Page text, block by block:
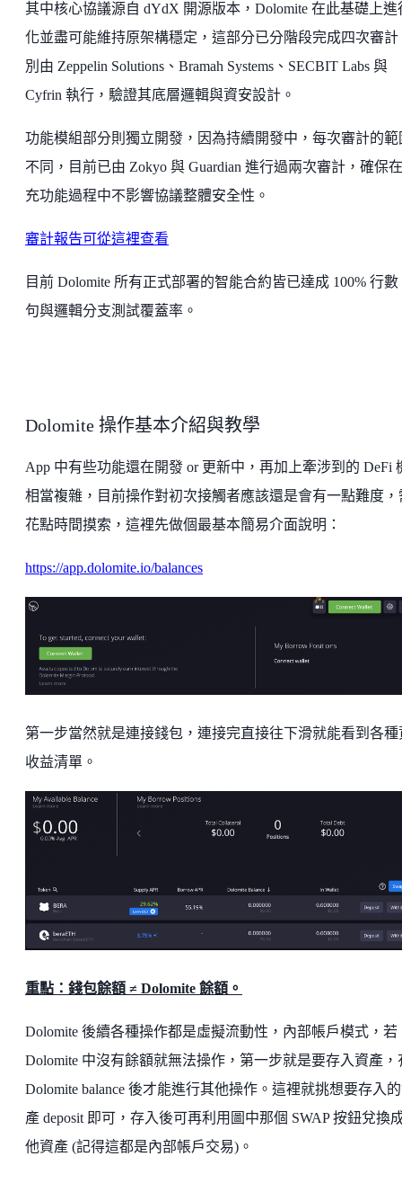
其中核心協議源自 dYdX 開源版本，Dolomite 在此基礎上進
化並盡可能維持原架構穩定，這部分已分階段完成四次審計
別由 Zeppelin Solutions、Bramah Systems、SECBIT Labs 與
Cyfrin 執行，驗證其底層邏輯與資安設計。
功能模組部分則獨立開發，因為持續開發中，每次審計的範
不同，目前已由 Zokyo 與 Guardian 進行過兩次審計，確保
充功能過程中不影響協議整體安全性。
審計報告可從這裡查看
目前 Dolomite 所有正式部署的智能合約皆已達成 100% 行
句與邏輯分支測試覆蓋率。
Dolomite 操作基本介紹與教學
App 中有些功能還在開發 or 更新中，再加上牽涉到的 DeFi
相當複雜，目前操作對初次接觸者應該還是會有一點難度，
花點時間摸索，這裡先做個最基本簡易介面說明：
https://app.dolomite.io/balances
第一步當然就是連接錢包，連接完直接往下滑就能看到各種
收益清單。
重點：錢包餘額 ≠ Dolomite 餘額。
Dolomite 後續各種操作都是虛擬流動性，內部帳戶模式，若
Dolomite 中沒有餘額就無法操作，第一步就是要存入資產，
Dolomite balance 後才能進行其他操作。這裡就挑想要存入
產 deposit 即可，存入後可再利用圖中那個 SWAP 按鈕兌換
他資產 (記得這都是內部帳戶交易)。